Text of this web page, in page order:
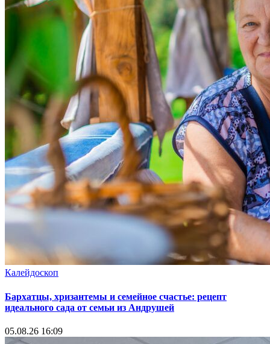
Калейдоскоп
Бархатцы, хризантемы и семейное счастье: рецепт
идеального сада от семьи из Андрушей
05.08.26 16:09